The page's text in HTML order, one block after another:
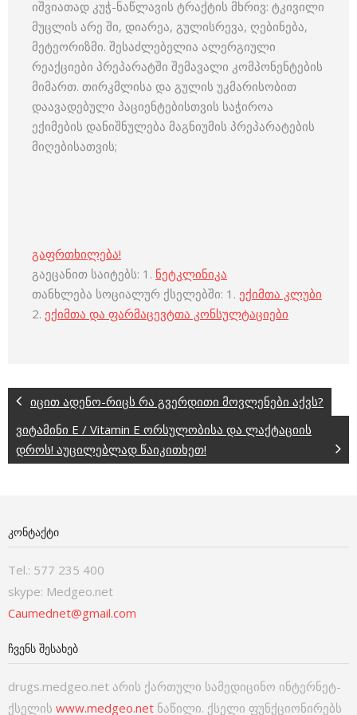
იშვიათად კუჭ-ნაწლავის ტრაქტის მხრივ: ტკივილი
მუცლის არე ში, დიარეა, გულისრევა, ღებინება,
მეტეორიზმი. შესაძლებელია ალერგიული
რეაქციები პრეპარატში შემავალი კომპონენტების
მიმართ. თირკმლისა და გულის უკმარისობით
დაავადებული პაციენტებისთვის საჭიროა
ექიმების დანიშნულება მაგნიუმის პრეპარატების
მიღებისათვის;
გაფრთხილება!
გაეცანით საიტებს: 1. ნეტკლინიკა
თანხლება სოციალურ ქსელებში: 1. ექიმთა კლუბი
2. ექიმთა და ფარმაცევტთა კონსულტაციები
იცით ადენო-რიცს რა გვერდითი მოვლენები აქვს?
ვიტამინი E / Vitamin E ორსულობისა და ლაქტაციის
დროს! აუცილებლად წაიკითხეთ!
ᲙᲝᲜᲢᲐᲥᲢᲘ
Tel.: 577 235 400
skype: Medgeo.net
Caumednet@gmail.com
ᲩᲕᲔᲜᲡ ᲨᲔᲡᲐᲮᲔᲑ
drugs.medgeo.net არის ქართული სამედიცინო ინტერნეტ-
ქსელის www.medgeo.net ნაწილი. ქსელი ფუნქციონირებს